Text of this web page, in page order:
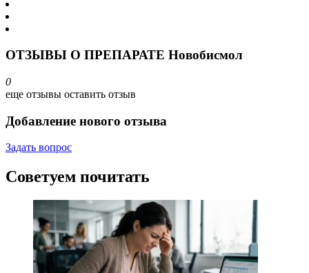
ОТЗЫВЫ О ПРЕПАРАТЕ Новобисмол
0
еще отзывы оставить отзыв
Добавление нового отзыва
Задать вопрос
Советуем почитать